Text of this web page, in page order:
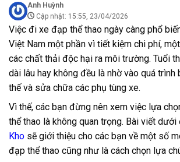
Anh Huỳnh
Cập nhật: 15:55, 23/04/2026
Việc đi xe đạp thể thao ngày càng phổ
Việt Nam một phần vì tiết kiệm chi phí,
các chất thải độc hại ra môi trường. Tuổi
dài lâu hay không đều là nhờ vào quá trình
thế và sửa chữa các phụ tùng xe.
Vì thế, các bạn đừng nên xem việc lựa
thể thao là không quan trọng. Bài viết dưới
Kho sẽ giới thiệu cho các bạn về một số
đạp thể thao cũng như là cách chọn lựa